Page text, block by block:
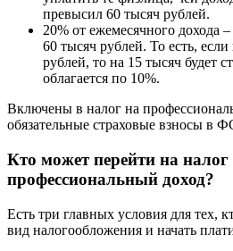
превысил 60 тысяч рублей.
20% от ежемесячного дохода
60 тысяч рублей. То есть,
рублей, то на 15 тысяч будет
облагается по 10%.
Включены в налог на
обязательные страховые взносы в
Кто может перейти на налог
профессиональный доход?
Есть три главных условия для тех,
вид налогообложения и начать